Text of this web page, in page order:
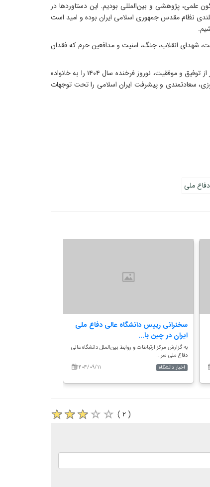
علمی، پژوهشی و بین‌المللی بودیم. این دستاوردها در
نظام مقدس جمهوری اسلامی ایران بوده و امید است
شهدای انقلاب، جنگ، امنیت و مدافعین حرم که فقدان
اینجانب با تسلیت شهادت امیرمؤمنان علی علیه‌السلام و آرزوی قبولی طاعات و عبادات و آرزوی روزهایی پر از فضیلت و سالی همراه با سلامتی و سرشار از توفیق و موفقیت، نوروز فرخنده سال ۱۴۰۴ را به خانواده
سعادتمندی و پیشرفت ایران اسلامی را تحت توجهات
ملی
سخنرانی رییس دانشگاه عالی دفاع ملی
ایران در چین با...
به گزارش مرکز ارتباطات و روابط بین‌الملل دانشگاه عالی
دفاع ملی سر...
۱۴۰۴/۰۹/۱۱
اخبار دانشگاه
( ۲ )